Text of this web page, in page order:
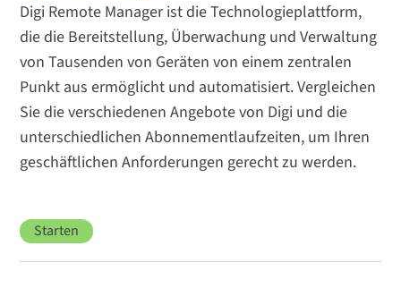
Digi Remote Manager ist die Technologieplattform,
die die Bereitstellung, Überwachung und Verwaltung
von Tausenden von Geräten von einem zentralen
Punkt aus ermöglicht und automatisiert. Vergleichen
Sie die verschiedenen Angebote von Digi und die
unterschiedlichen Abonnementlaufzeiten, um Ihren
geschäftlichen Anforderungen gerecht zu werden.
Starten